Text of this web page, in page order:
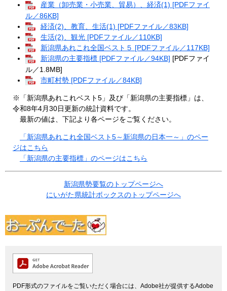
産業（卸売業・小売業、貿易）、経済(1) [PDFファイ
ル／86KB]
経済(2)、教育、生活(1) [PDFファイル／83KB]
生活(2)、観光 [PDFファイル／110KB]
新潟県あれこれ全国ベスト５ [PDFファイル／117KB]
新潟県の主要指標 [PDFファイル／94KB] [PDFファイ
ル／1.8MB]
市町村勢 [PDFファイル／84KB]
※「新潟県あれこれベスト5」及び「新潟県の主要指標」は、
令和8年4月30日更新の統計資料です。
最新の値は、下記より各ページをご覧ください。
「新潟県あれこれ全国ベスト5～新潟県の日本一～」のペー
ジはこちら
「新潟県の主要指標」のページはこちら
新潟県勢要覧のトップページへ
にいがた県統計ボックスのトップページへ
PDF形式のファイルをご覧いただく場合には、Adobe社が提供するAdobe